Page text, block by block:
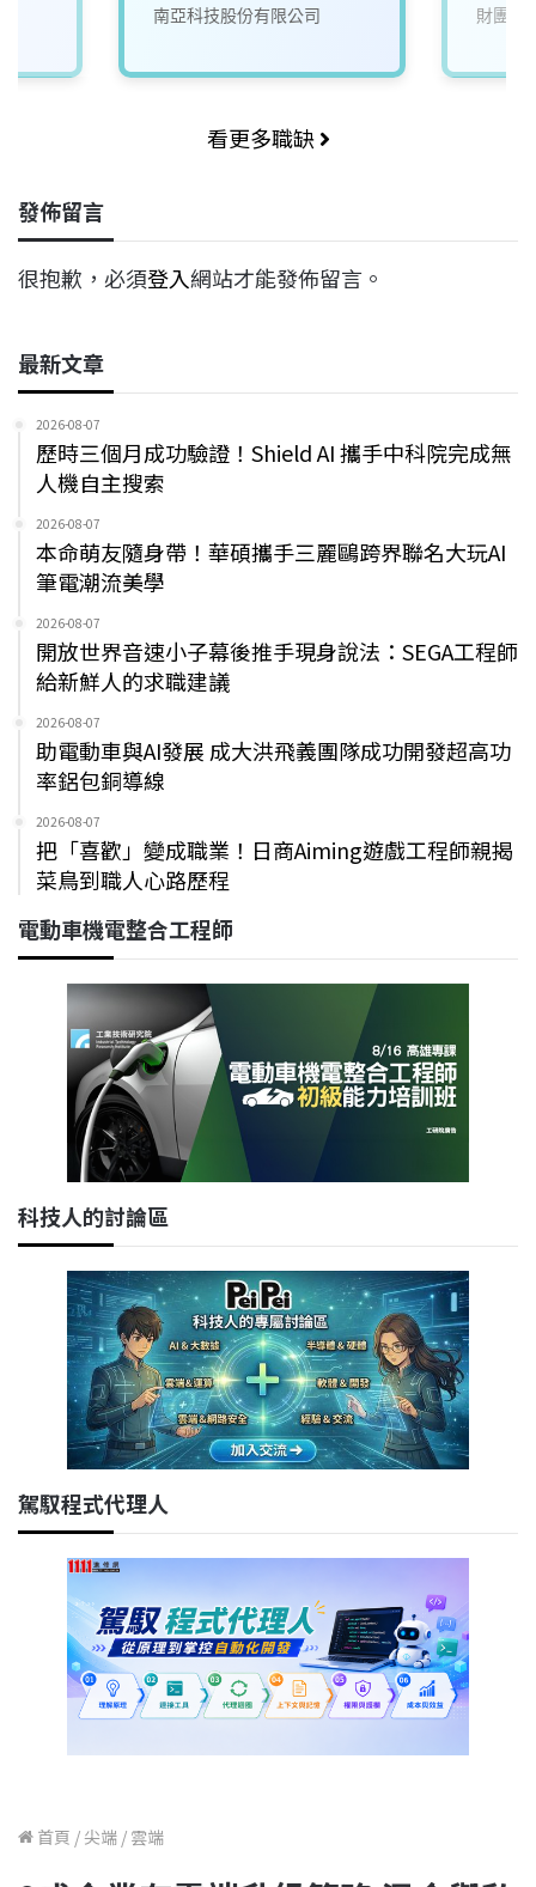
南亞科技股份有限公司 財團法
看更多職缺
發佈留言
很抱歉，必須登入網站才能發佈留言。
最新文章
2026-08-07
歷時三個月成功驗證！Shield AI 攜手中科院完成無
人機自主搜索
2026-08-07
本命萌友隨身帶！華碩攜手三麗鷗跨界聯名大玩AI
筆電潮流美學
2026-08-07
開放世界音速小子幕後推手現身說法：SEGA工程師
給新鮮人的求職建議
2026-08-07
助電動車與AI發展 成大洪飛義團隊成功開發超高功
率鋁包銅導線
2026-08-07
把「喜歡」變成職業！日商Aiming遊戲工程師親揭
菜鳥到職人心路歷程
電動車機電整合工程師
科技人的討論區
駕馭程式代理人